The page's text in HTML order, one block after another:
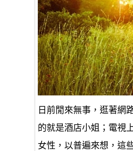
日前閒來無事，逛著網
的就是酒店小姐；電視
女性，以普遍來想，這